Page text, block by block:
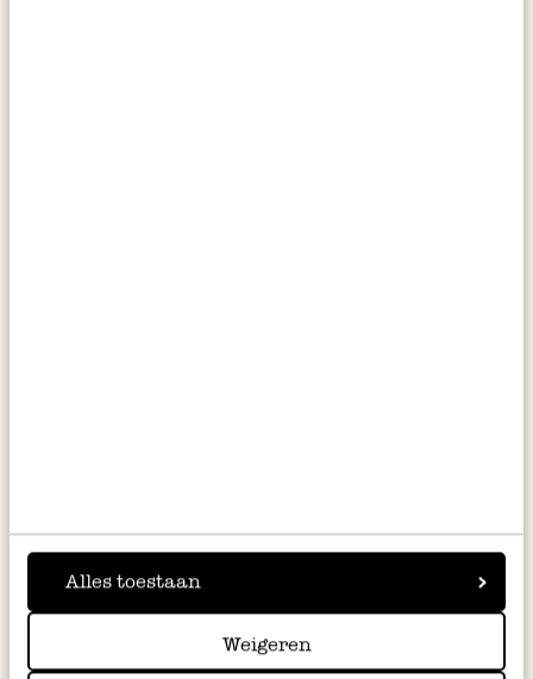
Alles toestaan
Weigeren